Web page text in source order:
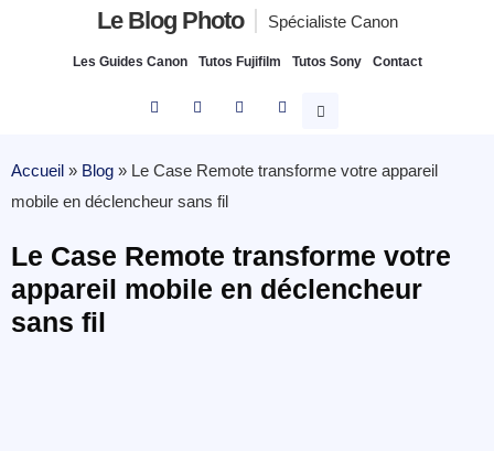
Le Blog Photo Spécialiste Canon
Les Guides Canon Tutos Fujifilm Tutos Sony Contact
Accueil » Blog » Le Case Remote transforme votre appareil
mobile en déclencheur sans fil
Le Case Remote transforme votre
appareil mobile en déclencheur
sans fil